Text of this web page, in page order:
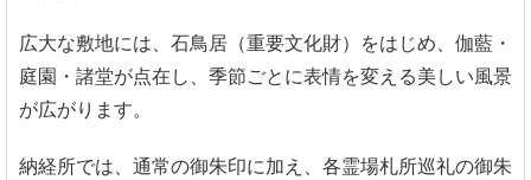
広大な敷地には、石鳥居（重要文化財）をはじめ、伽藍・
庭園・諸堂が点在し、季節ごとに表情を変える美しい風景
が広がります。
納経所では、通常の御朱印に加え、各霊場札所巡礼の御朱